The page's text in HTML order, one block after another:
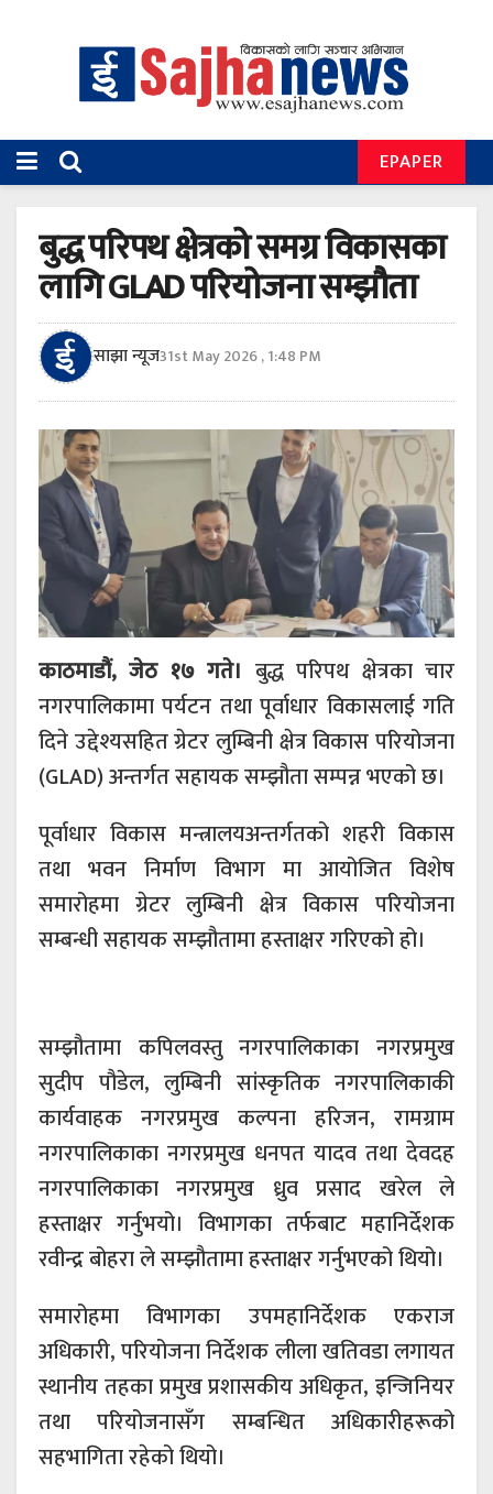
EPAPER
बुद्ध परिपथ क्षेत्रको समग्र विकासका
लागि GLAD परियोजना सम्झौता
साझा न्यूज31st May 2026 , 1:48 PM
काठमाडौं, जेठ १७ गते। बुद्ध परिपथ क्षेत्रका चार
नगरपालिकामा पर्यटन तथा पूर्वाधार विकासलाई गति
दिने उद्देश्यसहित ग्रेटर लुम्बिनी क्षेत्र विकास परियोजना
(GLAD) अन्तर्गत सहायक सम्झौता सम्पन्न भएको छ।
पूर्वाधार विकास मन्त्रालयअन्तर्गतको शहरी विकास
तथा भवन निर्माण विभागमा आयोजित विशेष
समारोहमा ग्रेटर लुम्बिनी क्षेत्र विकास परियोजना
सम्बन्धी सहायक सम्झौतामा हस्ताक्षर गरिएको हो।
सम्झौतामा कपिलवस्तु नगरपालिकाका नगरप्रमुख
सुदीप पौडेल, लुम्बिनी सांस्कृतिक नगरपालिकाकी
कार्यवाहक नगरप्रमुख कल्पना हरिजन, रामग्राम
नगरपालिकाका नगरप्रमुख धनपत यादव तथा देवदह
नगरपालिकाका नगरप्रमुख ध्रुव प्रसाद खरेलले
हस्ताक्षर गर्नुभयो। विभागका तर्फबाट महानिर्देशक
रवीन्द्र बोहराले सम्झौतामा हस्ताक्षर गर्नुभएको थियो।
समारोहमा विभागका उपमहानिर्देशक एकराज
अधिकारी, परियोजना निर्देशकलीला खतिवडालगायत
स्थानीय तहका प्रमुख प्रशासकीय अधिकृत, इन्जिनियर
तथा परियोजनासँग सम्बन्धित अधिकारीहरूको
सहभागिता रहेको थियो।